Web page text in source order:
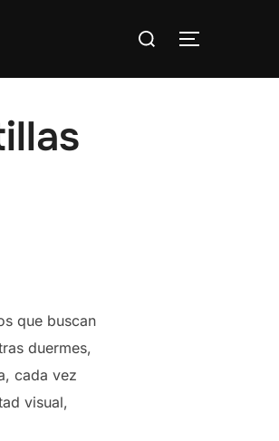
Buscar:
que buscan
duermes,
cada vez
visual,